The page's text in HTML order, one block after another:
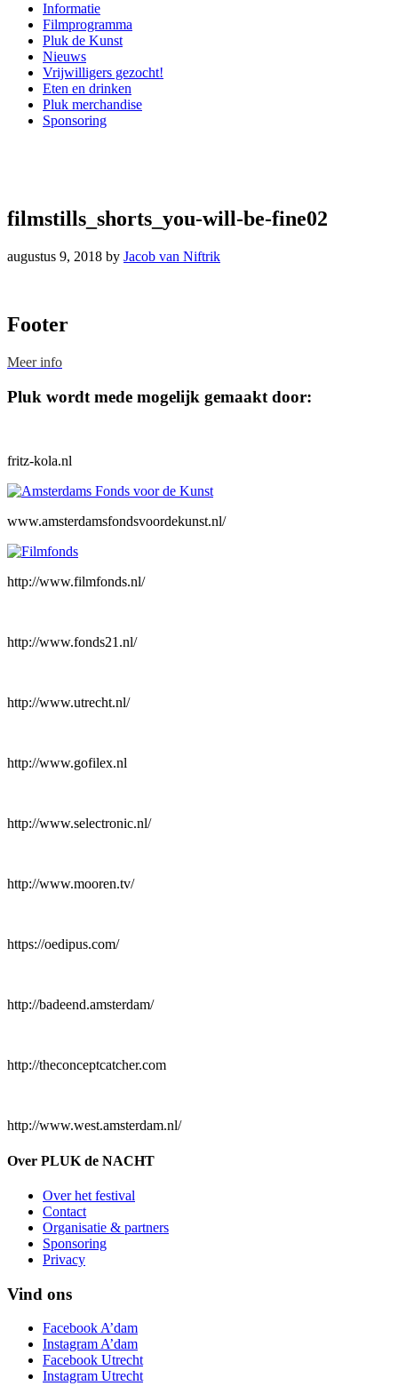
Informatie
Filmprogramma
Pluk de Kunst
Nieuws
Vrijwilligers gezocht!
Eten en drinken
Pluk merchandise
Sponsoring
filmstills_shorts_you-will-be-fine02
augustus 9, 2018 by Jacob van Niftrik
Footer
Meer info
Pluk wordt mede mogelijk gemaakt door:
fritz-kola.nl
www.amsterdamsfondsvoordekunst.nl/
http://www.filmfonds.nl/
http://www.fonds21.nl/
http://www.utrecht.nl/
http://www.gofilex.nl
http://www.selectronic.nl/
http://www.mooren.tv/
https://oedipus.com/
http://badeend.amsterdam/
http://theconceptcatcher.com
http://www.west.amsterdam.nl/
Over PLUK de NACHT
Over het festival
Contact
Organisatie & partners
Sponsoring
Privacy
Vind ons
Facebook A’dam
Instagram A’dam
Facebook Utrecht
Instagram Utrecht